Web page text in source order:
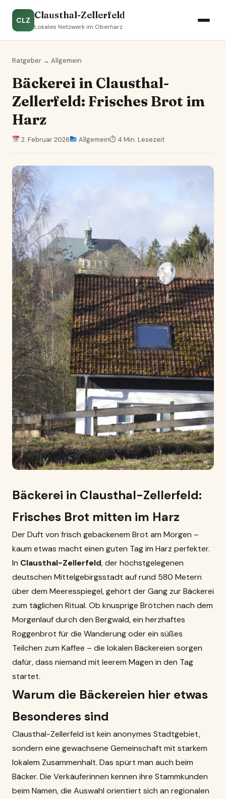
CLZ Clausthal-Zellerfeld
Lokales Netzwerk im Oberharz
Ratgeber → Allgemein
Bäckerei in Clausthal-
Zellerfeld: Frisches Brot im
Harz
2. Februar 2026 Allgemein⏱ 4 Min. Lesezeit
Bäckerei in Clausthal-Zellerfeld:
Frisches Brot mitten im Harz
Der Duft von frisch gebackenem Brot am Morgen –
kaum etwas macht einen guten Tag im Harz perfekter.
In Clausthal-Zellerfeld, der höchstgelegenen
deutschen Mittelgebirgsstadt auf rund 580 Metern
über dem Meeresspiegel, gehört der Gang zur Bäckerei
zum täglichen Ritual. Ob knusprige Brötchen nach dem
Morgenlauf durch den Bergwald, ein herzhaftes
Roggenbrot für die Wanderung oder ein süßes
Teilchen zum Kaffee – die lokalen Bäckereien sorgen
dafür, dass niemand mit leerem Magen in den Tag
startet.
Warum die Bäckereien hier etwas
Besonderes sind
Clausthal-Zellerfeld ist kein anonymes Stadtgebiet,
sondern eine gewachsene Gemeinschaft mit starkem
lokalem Zusammenhalt. Das spürt man auch beim
Bäcker. Die Verkäuferinnen kennen ihre Stammkunden
beim Namen, die Auswahl orientiert sich an regionalen